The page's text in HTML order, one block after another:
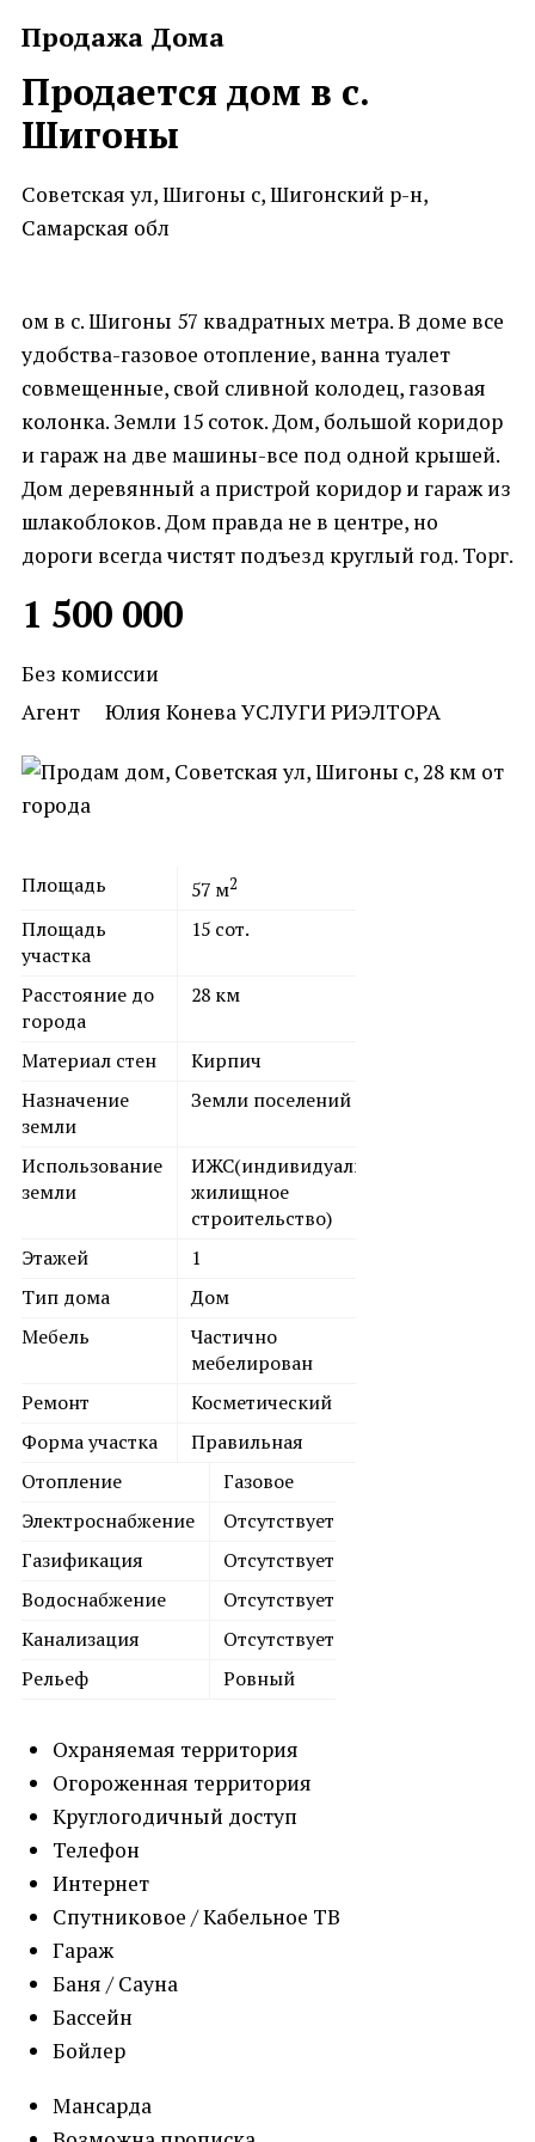
Продажа Дома
Продается дом в с.
Шигоны
Советская ул, Шигоны с, Шигонский р-н,
Самарская обл
ом в с. Шигоны 57 квадратных метра. В доме все
удобства-газовое отопление, ванна туалет
совмещенные, свой сливной колодец, газовая
колонка. Земли 15 соток. Дом, большой коридор
и гараж на две машины-все под одной крышей.
Дом деревянный а пристрой коридор и гараж из
шлакоблоков. Дом правда не в центре, но
дороги всегда чистят подъезд круглый год. Торг.
1 500 000
Без комиссии
Агент
Юлия Конева УCЛУГИ РИЭЛТОРА
Площадь 57 м2
Площадь
участка
15 сот.
Расстояние до
города
28 км
Материал стен
Кирпич
Назначение
земли
Земли поселений
Использование
земли
ИЖС(индивидуальное
жилищное
строительство)
Этажей
1
Тип дома
Дом
Мебель
Частично
мебелирован
Ремонт
Косметический
Форма участка
Правильная
Отопление
Газовое
Электроснабжение
Отсутствует
Газификация
Отсутствует
Водоснабжение
Отсутствует
Канализация
Отсутствует
Рельеф
Ровный
Охраняемая территория
Огороженная территория
Круглогодичный доступ
Телефон
Интернет
Спутниковое / Кабельное ТВ
Гараж
Баня / Сауна
Бассейн
Бойлер
Мансарда